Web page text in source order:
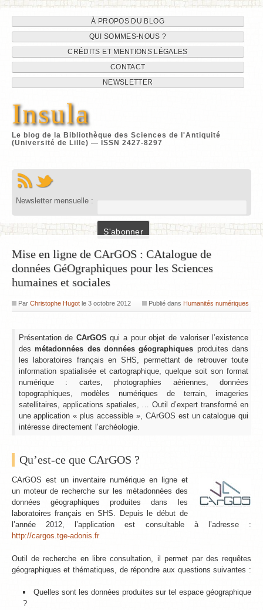
Navigation
du
site
au
contenu
À PROPOS DU BLOG
QUI SOMMES-NOUS ?
CRÉDITS ET MENTIONS LÉGALES
CONTACT
NEWSLETTER
Insula
Le blog de la Bibliothèque des Sciences de l'Antiquité
(Université de Lille) — ISSN 2427-8297
Newsletter mensuelle :
Mise en ligne de CArGOS : CAtalogue de
données GéOgraphiques pour les Sciences
humaines et sociales
Par Christophe Hugotle 3 octobre 2012 Publié dans Humanités numériques
Présentation de CArGOS qui a pour objet de valoriser l’existence
desmétadonnées des données géographiques produites dans
les laboratoires français en SHS, permettant de retrouver toute
information spatialisée et cartographique, quelque soit son format
numérique : cartes, photographies aériennes, données
topographiques, modèles numériques de terrain, imageries
satellitaires, applications spatiales, … Outil d’expert transformé en
une application « plus accessible », CArGOS est un catalogue qui
intéresse directement l’archéologie.
Qu’est-ce que CArGOS ?
CArGOS est un inventaire numérique en ligne et
un moteur de recherche sur les métadonnées des
données géographiques produites dans les
laboratoires français en SHS. Depuis le début de
l’année 2012, l’application est consultable à l’adresse :
http://cargos.tge-adonis.fr
Outil de recherche en libre consultation, il permet par des requêtes
géographiques et thématiques, de répondre aux questions suivantes :
Quelles sont les données produites sur tel espace géographique
?